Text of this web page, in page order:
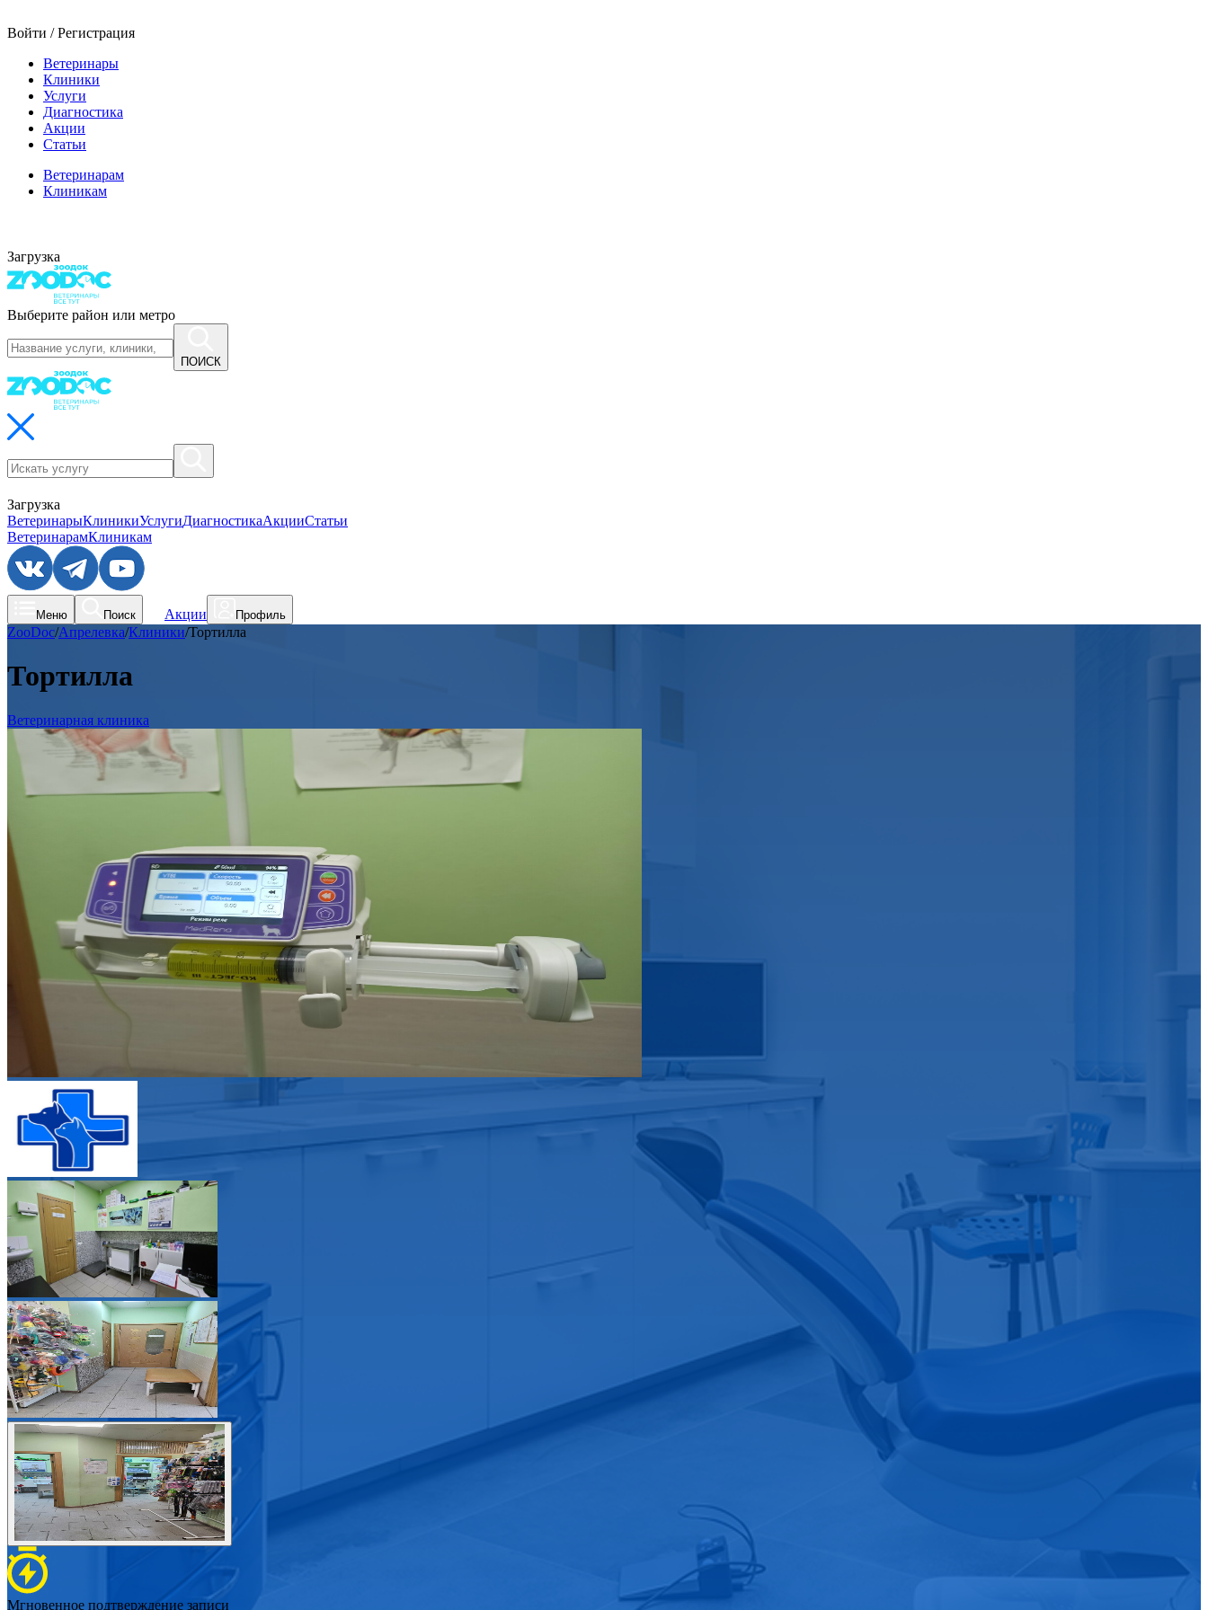
Войти / Регистрация
Ветеринары
Клиники
Услуги
Диагностика
Акции
Статьи
Ветеринарам
Клиникам
Загрузка
Выберите район или метро
ПОИСК
Загрузка
ВетеринарыКлиникиУслугиДиагностикаАкцииСтатьи
ВетеринарамКлиникам
Меню Поиск Акции Профиль
ZooDoc/Апрелевка/Клиники/Тортилла
Тортилла
Ветеринарная клиника
Мгновенное подтверждение записи